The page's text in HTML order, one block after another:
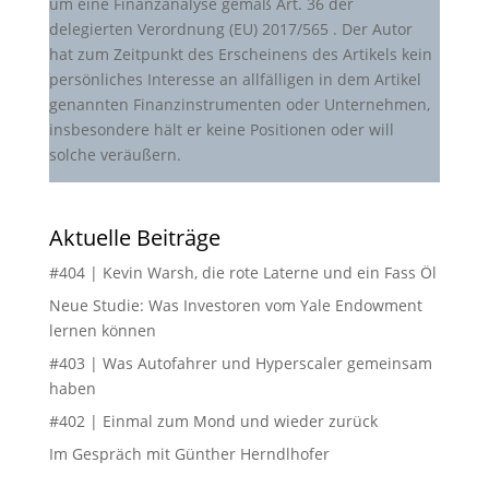
delegierten Verordnung (EU) 2017/565 . Der Autor
hat zum Zeitpunkt des Erscheinens des Artikels kein
persönliches Interesse an allfälligen in dem Artikel
genannten Finanzinstrumenten oder Unternehmen,
insbesondere hält er keine Positionen oder will
solche veräußern.
Aktuelle Beiträge
#404 | Kevin Warsh, die rote Laterne und ein Fass Öl
Neue Studie: Was Investoren vom Yale Endowment
lernen können
#403 | Was Autofahrer und Hyperscaler gemeinsam
haben
#402 | Einmal zum Mond und wieder zurück
Im Gespräch mit Günther Herndlhofer